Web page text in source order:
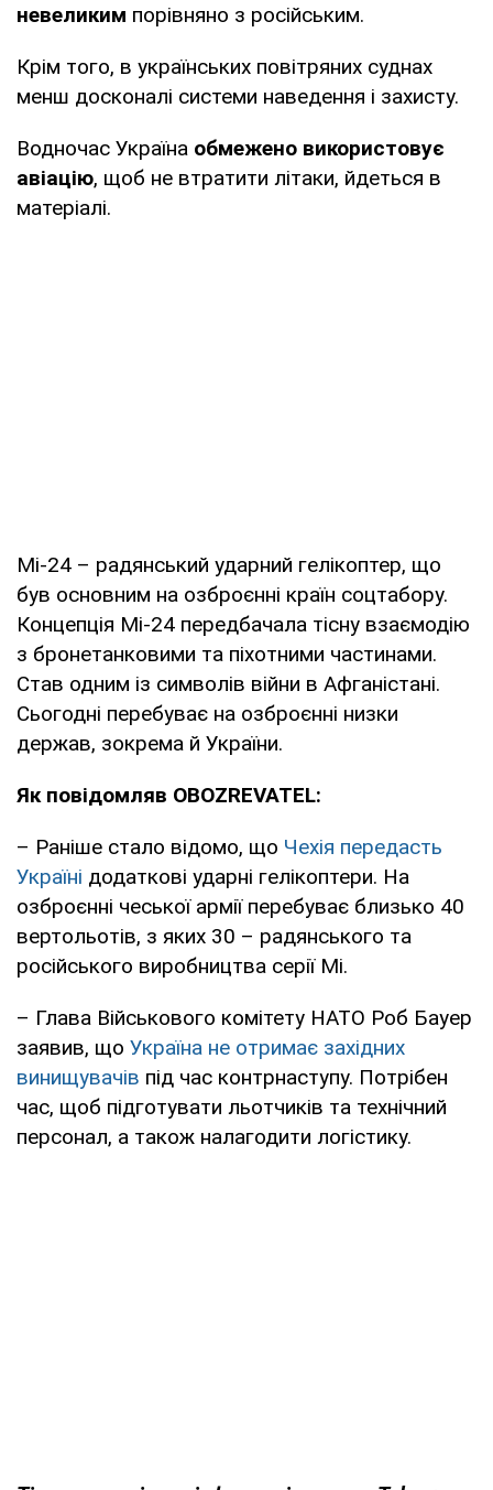
невеликим порівняно з російським.
Крім того, в українських повітряних суднах
менш досконалі системи наведення і захисту.
Водночас Україна обмежено використовує
авіацію, щоб не втратити літаки, йдеться в
матеріалі.
Мі-24 – радянський ударний гелікоптер, що
був основним на озброєнні країн соцтабору.
Концепція Мі-24 передбачала тісну взаємодію
з бронетанковими та піхотними частинами.
Став одним із символів війни в Афганістані.
Сьогодні перебуває на озброєнні низки
держав, зокрема й України.
Як повідомляв OBOZREVATEL:
– Раніше стало відомо, що Чехія передасть
Україні додаткові ударні гелікоптери. На
озброєнні чеської армії перебуває близько 40
вертольотів, з яких 30 – радянського та
російського виробництва серії Мі.
– Глава Військового комітету НАТО Роб Бауер
заявив, що Україна не отримає західних
винищувачів під час контрнаступу. Потрібен
час, щоб підготувати льотчиків та технічний
персонал, а також налагодити логістику.